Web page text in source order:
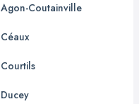
Agon-Coutainville
Céaux
Courtils
Ducey